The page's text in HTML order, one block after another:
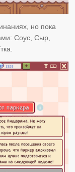
но пока
Соус, Сыр,